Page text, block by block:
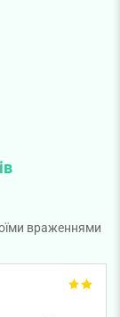
враженнями